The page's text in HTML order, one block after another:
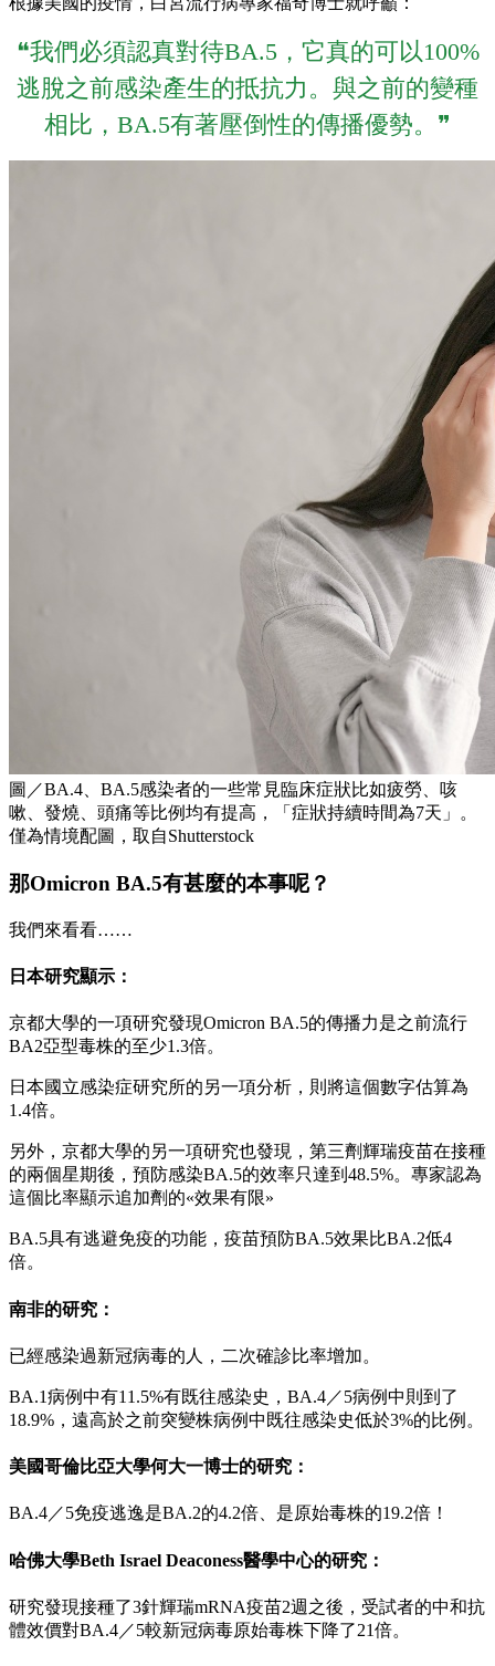
❝我們必須認真對待BA.5，它真的可以100%
逃脫之前感染產生的抵抗力。與之前的變種
相比，BA.5有著壓倒性的傳播優勢。❞
圖／BA.4、BA.5感染者的一些常見臨床症狀比如疲勞、咳
嗽、發燒、頭痛等比例均有提高，「症狀持續時間為7天」。
僅為情境配圖，取自Shutterstock
那Omicron BA.5有甚麼的本事呢？
我們來看看……
日本研究顯示：
京都大學的一項研究發現Omicron BA.5的傳播力是之前流行
BA2亞型毒株的至少1.3倍。
日本國立感染症研究所的另一項分析，則將這個數字估算為
1.4倍。
另外，京都大學的另一項研究也發現，第三劑輝瑞疫苗在接種
的兩個星期後，預防感染BA.5的效率只達到48.5%。專家認為
這個比率顯示追加劑的«效果有限»
BA.5具有逃避免疫的功能，疫苗預防BA.5效果比BA.2低4
倍。
南非的研究：
已經感染過新冠病毒的人，二次確診比率增加。
BA.1病例中有11.5%有既往感染史，BA.4／5病例中則到了
18.9%，遠高於之前突變株病例中既往感染史低於3%的比例。
美國哥倫比亞大學何大一博士的研究：
BA.4／5免疫逃逸是BA.2的4.2倍、是原始毒株的19.2倍！
哈佛大學Beth Israel Deaconess醫學中心的研究：
研究發現接種了3針輝瑞mRNA疫苗2週之後，受試者的中和抗
體效價對BA.4／5較新冠病毒原始毒株下降了21倍。